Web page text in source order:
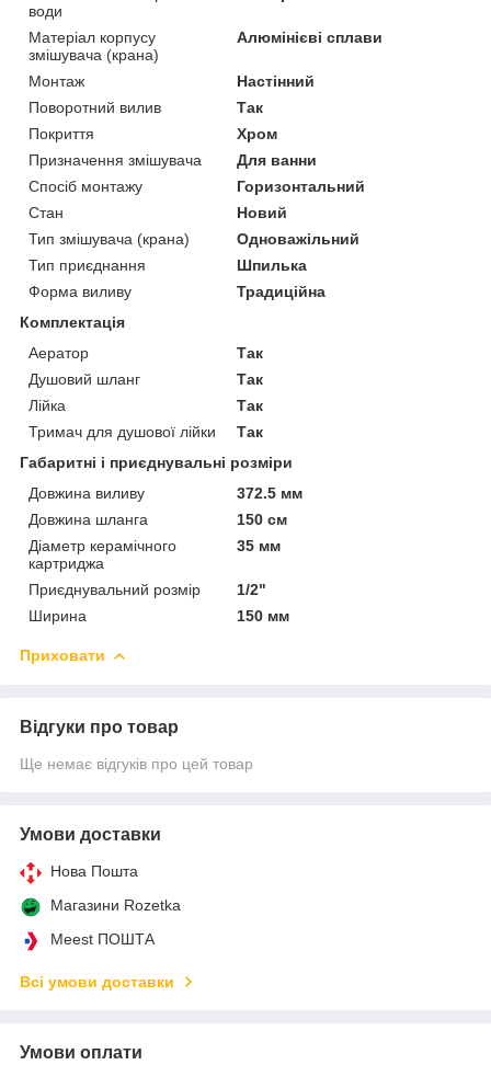
води
Матеріал корпусу
змішувача (крана)
Алюмінієві сплави
Монтаж
Настінний
Поворотний вилив
Так
Покриття
Хром
Призначення змішувача
Для ванни
Спосіб монтажу
Горизонтальний
Стан
Новий
Тип змішувача (крана)
Одноважільний
Тип приєднання
Шпилька
Форма виливу
Традиційна
Комплектація
Аератор
Так
Душовий шланг
Так
Лійка
Так
Тримач для душової лійки
Так
Габаритні і приєднувальні розміри
Довжина виливу
372.5 мм
Довжина шланга
150 см
Діаметр керамічного
картриджа
35 мм
Приєднувальний розмір
1/2"
Ширина
150 мм
Приховати
Відгуки про товар
Ще немає відгуків про цей товар
Умови доставки
Нова Пошта
Магазини Rozetka
Meest ПОШТА
Всі умови доставки
Умови оплати